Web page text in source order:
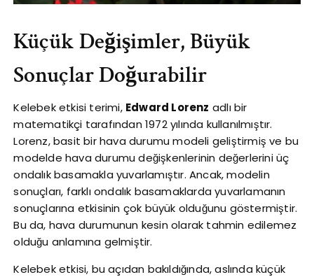
Küçük Değişimler, Büyük
Sonuçlar Doğurabilir
Kelebek etkisi terimi, Edward Lorenz adlı bir
matematikçi tarafından 1972 yılında kullanılmıştır.
Lorenz, basit bir hava durumu modeli geliştirmiş ve bu
modelde hava durumu değişkenlerinin değerlerini üç
ondalık basamakla yuvarlamıştır. Ancak, modelin
sonuçları, farklı ondalık basamaklarda yuvarlamanın
sonuçlarına etkisinin çok büyük olduğunu göstermiştir.
Bu da, hava durumunun kesin olarak tahmin edilemez
olduğu anlamına gelmiştir.
Kelebek etkisi, bu açıdan bakıldığında, aslında küçük